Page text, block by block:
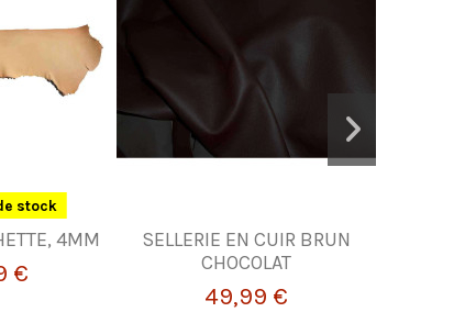
stock
4MM
€
SELLERIE EN CUIR BRUN
CHOCOLAT
49,99 €